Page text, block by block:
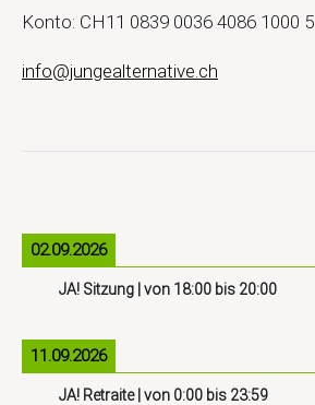
Konto: CH11 0839 0036 4086 1000 5
info@jungealternative.ch
02.09.2026
JA! Sitzung | von 18:00 bis 20:00
11.09.2026
JA! Retraite| von 0:00 bis 23:59